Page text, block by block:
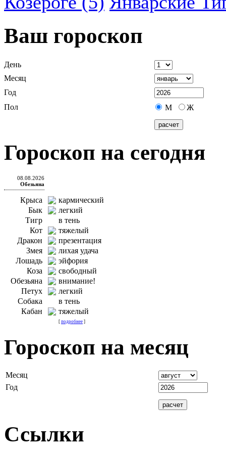
Ваш гороскоп
День
Месяц
Год
Пол
М Ж
Гороскоп на сегодня
08.08.2026
Обезьяна
Крыса
кармический
Бык
легкий
Тигр
в тень
Кот
тяжелый
Дракон
презентация
Змея
лихая удача
Лошадь
эйфория
Коза
свободный
Обезьяна
внимание!
Петух
легкий
Собака
в тень
Кабан
тяжелый
[ подробнее ]
Гороскоп на месяц
Месяц
Год
Ссылки